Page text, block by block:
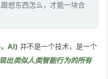
想东西怎么，才能一块合
AI) 并不是一个技术，是一个
出类似人类智能行为的所有